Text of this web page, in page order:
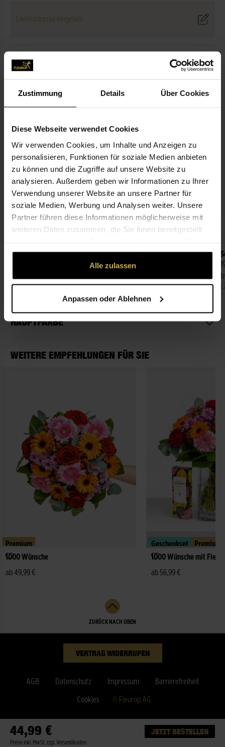
Zustimmung Details Über Cookies
Diese Webseite verwendet Cookies
Wir verwenden Cookies, um Inhalte und Anzeigen zu
personalisieren, Funktionen für soziale Medien anbieten
zu können und die Zugriffe auf unsere Website zu
analysieren. Außerdem geben wir Informationen zu Ihrer
Verwendung unserer Website an unsere Partner für
soziale Medien, Werbung und Analysen weiter. Unsere
Partner führen diese Informationen möglicherweise mit
weiteren Daten zusammen, die Sie ihnen bereitgestellt
gesammelt haben.
Alle zulassen
Anpassen oder Ablehnen
Lieferadresse eingeben
44,99 €
Preise inkl. MwSt. zzgl. Versandkosten
JETZT BESTELLEN
BESCHREIBUNG
PASSEND ZUM BLUMENGRUSS
Happy Birthday
Fleur de Choco Pralinen
6,99 €
(11,27 € / 100 g)
HAUPTFARBE
WEITERE EMPFEHLUNGEN FÜR SIE
Premium
1000 Wünsche
ab 49,99 €
Geschenkset
Premium
1000 Wünsche mit Fleur
ab 56,99 €
ZURÜCK NACH OBEN
VERTRAG WIDERRUFEN
AGB Datenschutz Impressum Barrierefreiheit
Cookies © Fleurop AG